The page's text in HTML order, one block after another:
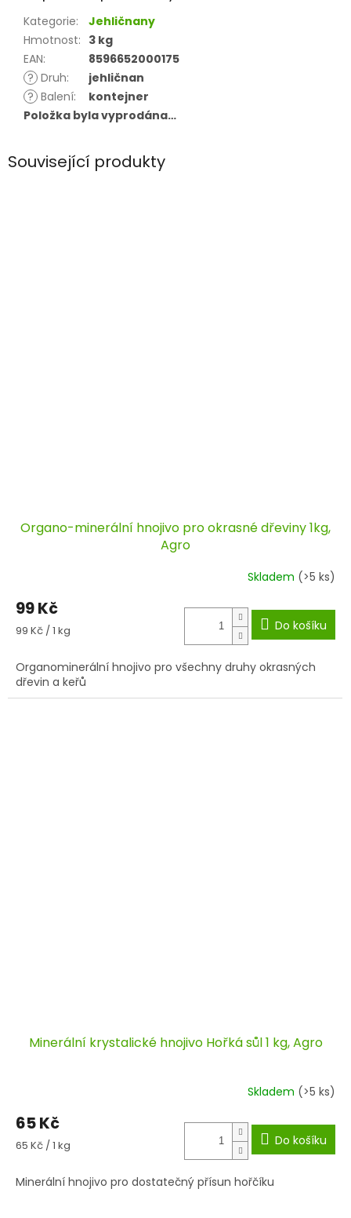
Kategorie:
Jehličnany
Hmotnost: 3 kg
EAN:
8596652000175
? Druh:
jehličnan
? Balení:
kontejner
Položka byla vyprodána…
Související produkty
Organo-minerální hnojivo pro okrasné dřeviny 1kg,
Agro
Skladem (>5 ks)
99 Kč
Měrná
99 Kč / 1 kg Do košíku
Organominerální hnojivo pro všechny druhy okrasných
dřevin a keřů
Minerální krystalické hnojivo Hořká sůl 1 kg, Agro
Skladem (>5 ks)
65 Kč
Měrná
65 Kč / 1 kg Do košíku
Minerální hnojivo pro dostatečný přísun hořčíku